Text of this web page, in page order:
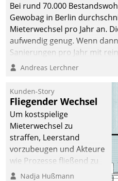
Bei rund 70.000
Gewobag in Berlin
Mieterwechsel pro Jahr an.
aufwendig genug. Wenn
Sanierungen pro Jahr mit
Betreuungs- und
kommunale
gemeinsam mit der Berliner
Teilprozess der
Andreas Lerchner
Kunden-Story
Fliegender Wechsel
Um kostspielige
Mieterwechsel zu
straffen, Leerstand
vorzubeugen und Akteure
wie Prozesse fließend zu
vernetzen, nutzt die
Nadja Hußmann